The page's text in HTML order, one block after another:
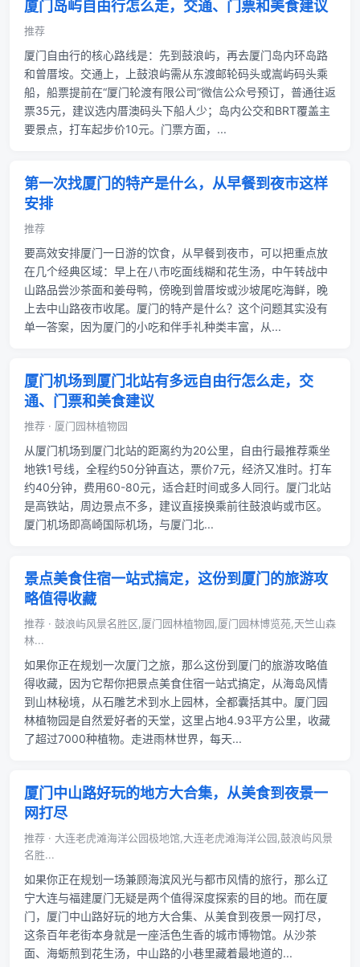
厦门岛屿自由行怎么走，交通、门票和美食建议
推荐
厦门自由行的核心路线是：先到鼓浪屿，再去厦门岛内环岛路
和曾厝垵。交通上，上鼓浪屿需从东渡邮轮码头或嵩屿码头乘
船，船票提前在“厦门轮渡有限公司”微信公众号预订，普通往返
票35元，建议选内厝澳码头下船人少；岛内公交和BRT覆盖主
要景点，打车起步价10元。门票方面，...
第一次找厦门的特产是什么，从早餐到夜市这样
安排
推荐
要高效安排厦门一日游的饮食，从早餐到夜市，可以把重点放
在几个经典区域：早上在八市吃面线糊和花生汤，中午转战中
山路品尝沙茶面和姜母鸭，傍晚到曾厝垵或沙坡尾吃海鲜，晚
上去中山路夜市收尾。厦门的特产是什么？这个问题其实没有
单一答案，因为厦门的小吃和伴手礼种类丰富，从...
厦门机场到厦门北站有多远自由行怎么走，交
通、门票和美食建议
推荐 · 厦门园林植物园
从厦门机场到厦门北站的距离约为20公里，自由行最推荐乘坐
地铁1号线，全程约50分钟直达，票价7元，经济又准时。打车
约40分钟，费用60-80元，适合赶时间或多人同行。厦门北站
是高铁站，周边景点不多，建议直接换乘前往鼓浪屿或市区。
厦门机场即高崎国际机场，与厦门北...
景点美食住宿一站式搞定，这份到厦门的旅游攻
略值得收藏
推荐 · 鼓浪屿风景名胜区,厦门园林植物园,厦门园林博览苑,天竺山森
林...
如果你正在规划一次厦门之旅，那么这份到厦门的旅游攻略值
得收藏，因为它帮你把景点美食住宿一站式搞定，从海岛风情
到山林秘境，从石雕艺术到水上园林，全都囊括其中。厦门园
林植物园是自然爱好者的天堂，这里占地4.93平方公里，收藏
了超过7000种植物。走进雨林世界，每天...
厦门中山路好玩的地方大合集，从美食到夜景一
网打尽
推荐 · 大连老虎滩海洋公园极地馆,大连老虎滩海洋公园,鼓浪屿风景
名胜...
如果你正在规划一场兼顾海滨风光与都市风情的旅行，那么辽
宁大连与福建厦门无疑是两个值得深度探索的目的地。而在厦
门，厦门中山路好玩的地方大合集、从美食到夜景一网打尽，
这条百年老街本身就是一座活色生香的城市博物馆。从沙茶
面、海蛎煎到花生汤，中山路的小巷里藏着最地道的...